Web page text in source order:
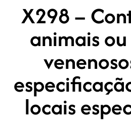
X298 –
animais
locais